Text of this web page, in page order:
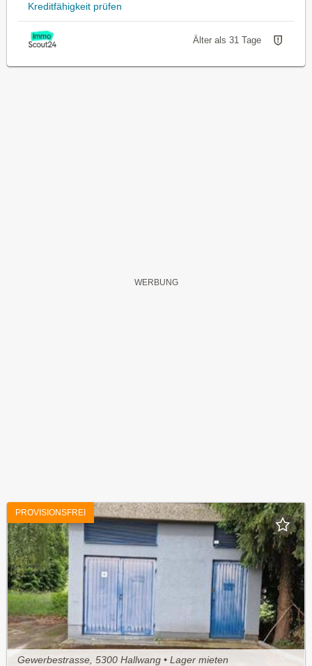
Kreditfähigkeit prüfen
Älter als 31 Tage
PROVISIONSFREI
Gewerbestrasse, 5300 Hallwang • Lager mieten